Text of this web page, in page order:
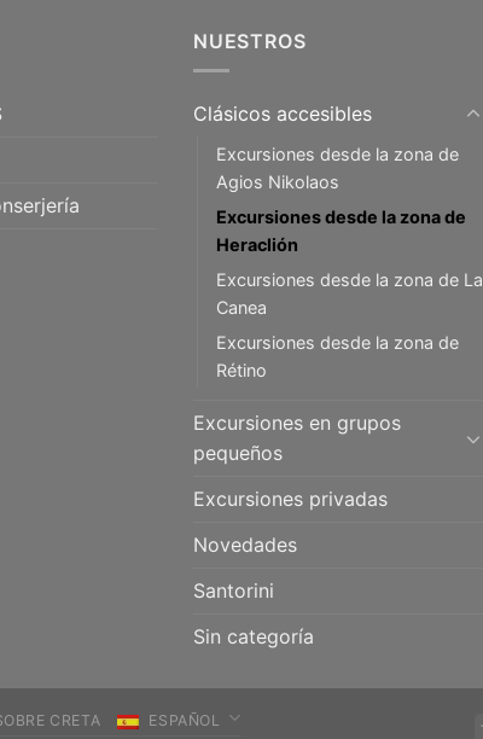
NUESTROS
Clásicos accesibles
Excursiones desde la zona de
Agios Nikolaos
Excursiones desde la zona de
Heraclión
Excursiones desde la zona de La
Canea
Excursiones desde la zona de
Rétino
Excursiones en grupos
pequeños
Excursiones privadas
Novedades
Santorini
Sin categoría
CRETA ESPAÑOL